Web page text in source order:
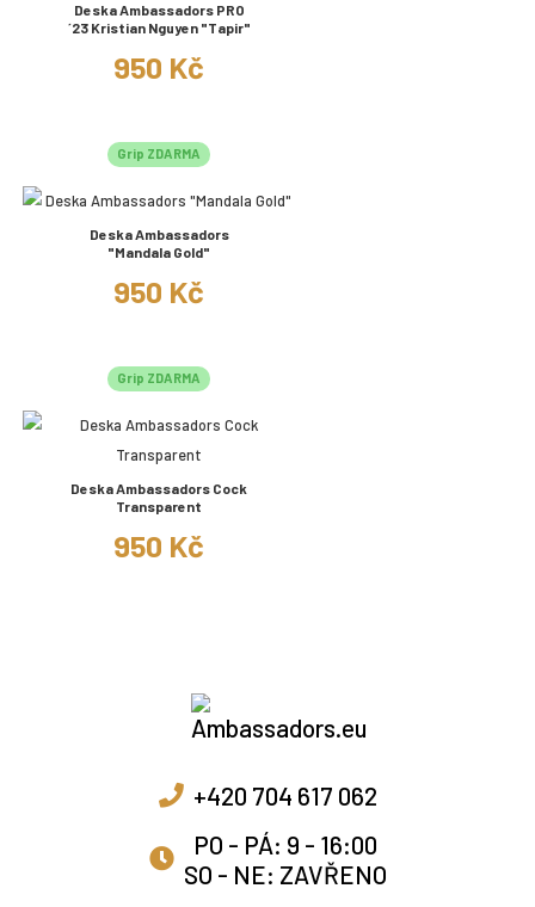
Deska Ambassadors PRO
´23 Kristian Nguyen "Tapir"
950 Kč
Grip ZDARMA
Deska Ambassadors
"Mandala Gold"
950 Kč
Grip ZDARMA
Deska Ambassadors Cock
Transparent
950 Kč
+420 704 617 062
PO - PÁ: 9 - 16:00
SO - NE: ZAVŘENO